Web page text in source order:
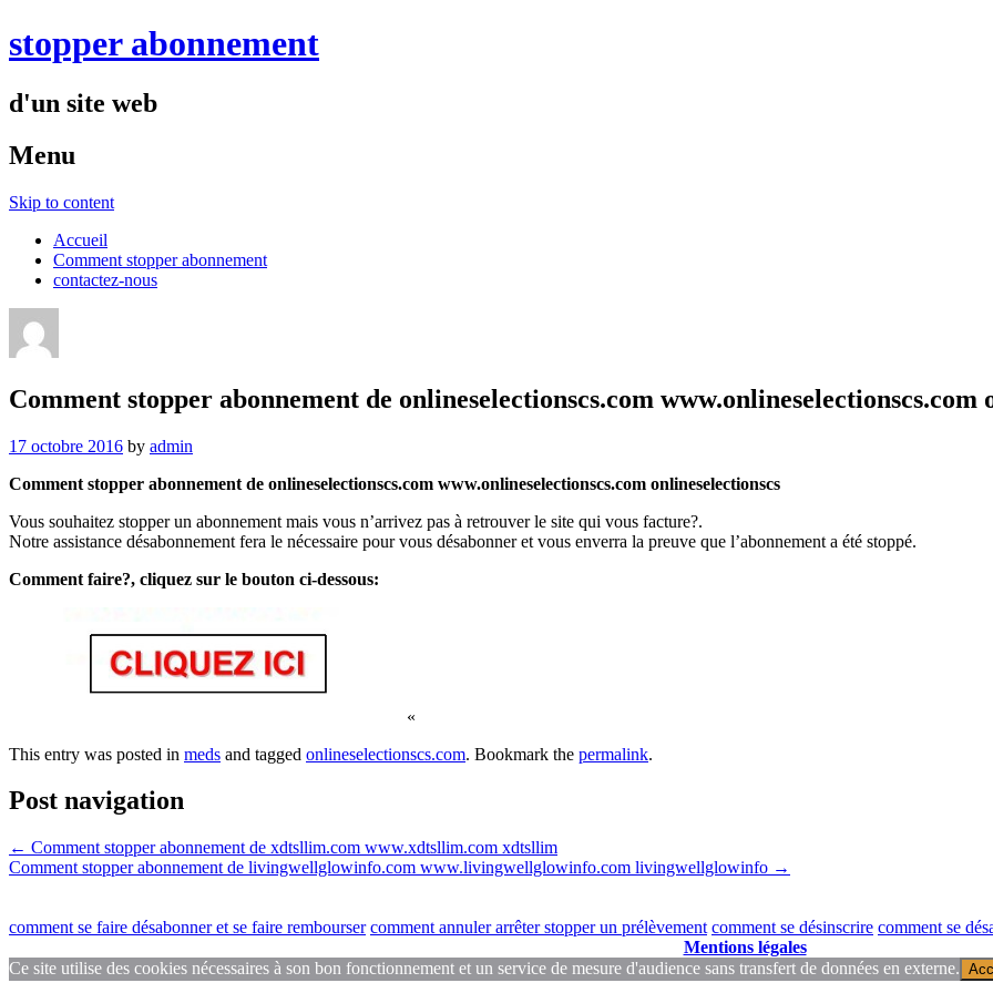
stopper abonnement
d'un site web
Menu
Skip to content
Accueil
Comment stopper abonnement
contactez-nous
Comment stopper abonnement de onlineselectionscs.com www.onlineselectionscs.com
17 octobre 2016 by admin
Comment stopper abonnement de onlineselectionscs.com www.onlineselectionscs.com onlineselectionscs
Vous souhaitez stopper un abonnement mais vous n’arrivez pas à retrouver le site qui vous facture?.
Notre assistance désabonnement fera le nécessaire pour vous désabonner et vous enverra la preuve que l’abonnement a été stoppé.
Comment faire?, cliquez sur le bouton ci-dessous:
«
This entry was posted in meds and tagged onlineselectionscs.com. Bookmark the permalink.
Post navigation
← Comment stopper abonnement de xdtsllim.com www.xdtsllim.com xdtsllim
Comment stopper abonnement de livingwellglowinfo.com www.livingwellglowinfo.com livingwellglowinfo →
comment se faire désabonner et se faire rembourser comment annuler arrêter stopper un prélèvement comment se désinscrire comment se
Mentions légales
Ce site utilise des cookies nécessaires à son bon fonctionnement et un service de mesure d'audience sans transfert de données en externe.